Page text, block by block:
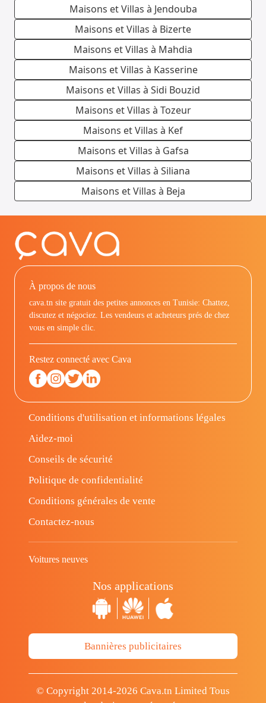
Maisons et Villas à Jendouba
Maisons et Villas à Bizerte
Maisons et Villas à Mahdia
Maisons et Villas à Kasserine
Maisons et Villas à Sidi Bouzid
Maisons et Villas à Tozeur
Maisons et Villas à Kef
Maisons et Villas à Gafsa
Maisons et Villas à Siliana
Maisons et Villas à Beja
À propos de nous
cava.tn site gratuit des petites annonces en Tunisie: Chattez,
discutez et négociez. Les vendeurs et acheteurs prés de chez
vous en simple clic.
Restez connecté avec Cava
Conditions d'utilisation et informations légales
Aidez-moi
Conseils de sécurité
Politique de confidentialité
Conditions générales de vente
Contactez-nous
Voitures neuves
Nos applications
Bannières publicitaires
© Copyright 2014-2026 Cava.tn Limited Tous